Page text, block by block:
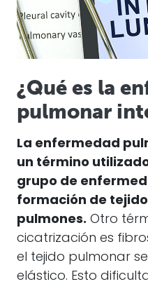
¿Qué es la
pulmonar
La enfermedad
un término
grupo de
formación de
pulmones. Otro
cicatrización es
el tejido pulmonar
elástico. Esto